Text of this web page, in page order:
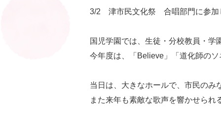
3/2 津市民文化祭 合唱部門に参加
国児学園では、生徒・分校教員・学
今年度は、「Believe」「道化師の
当日は、大きなホールで、市民のみ
また来年も素敵な歌声を響かせら